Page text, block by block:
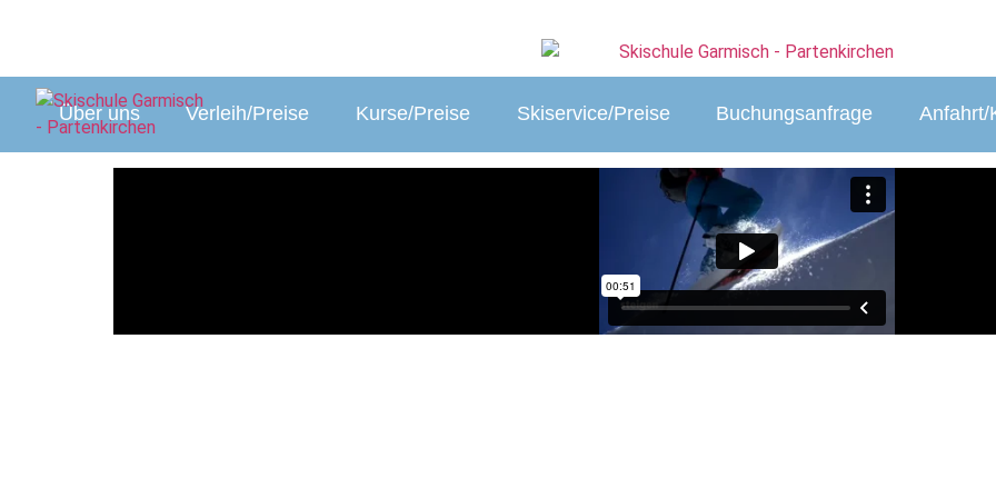
Über uns Verleih/Preise Kurse/Preise Skiservice/Preise Buchungsanfrage Anfahrt/